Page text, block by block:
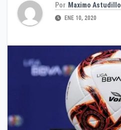
Por Maximo Astudillo
ENE 10, 2020